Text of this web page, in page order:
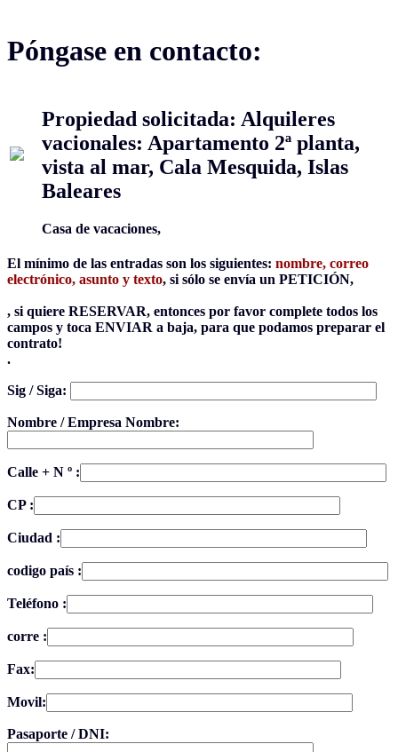
Póngase en contacto:
Propiedad solicitada: Alquileres
vacionales: Apartamento 2ª planta,
vista al mar, Cala Mesquida, Islas
Baleares
Casa de vacaciones,
El mínimo de las entradas son los siguientes: nombre, correo
electrónico, asunto y texto, si sólo se envía un PETICIÓN,
, si quiere RESERVAR, entonces por favor complete todos los
campos y toca ENVIAR a baja, para que podamos preparar el
contrato!
.
Sig / Siga:
Nombre / Empresa Nombre:
Calle + N º :
CP :
Ciudad :
codigo país :
Teléfono :
corre :
Fax:
Movil:
Pasaporte / DNI: